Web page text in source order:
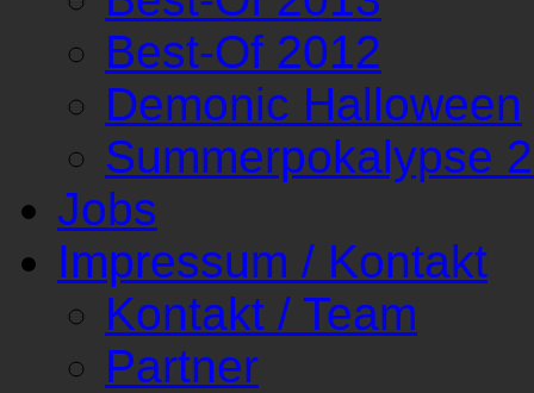
Best-Of 2012
Demonic Halloween
Summerpokalypse
Jobs
Impressum / Kontakt
Kontakt / Team
Partner